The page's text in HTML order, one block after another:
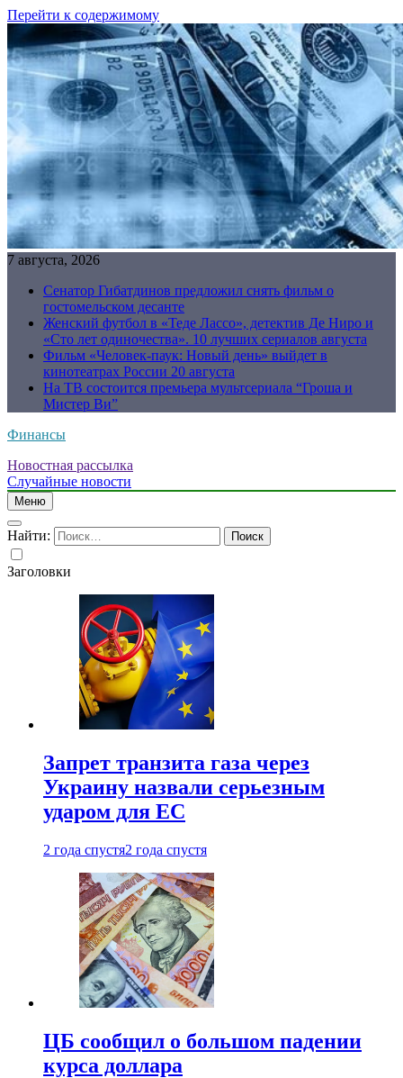
Перейти к содержимому
7 августа, 2026
Сенатор Гибатдинов предложил снять фильм о
гостомельском десанте
Женский футбол в «Теде Лассо», детектив Де Ниро и
«Сто лет одиночества». 10 лучших сериалов августа
Фильм «Человек-паук: Новый день» выйдет в
кинотеатрах России 20 августа
На ТВ состоится премьера мультсериала “Гроша и
Мистер Ви”
Финансы
Новостная рассылка
Случайные новости
Меню
Найти:
Заголовки
Запрет транзита газа через
Украину назвали серьезным
ударом для ЕС
2 года спустя2 года спустя
ЦБ сообщил о большом падении
курса доллара